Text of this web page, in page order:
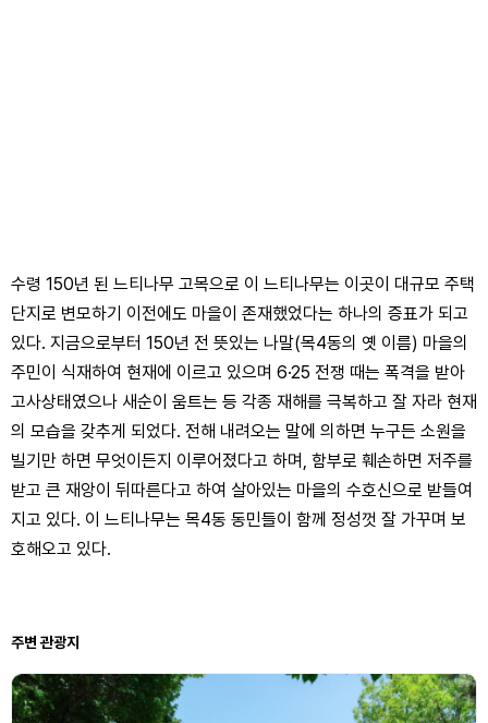
수령 150년 된 느티나무 고목으로 이 느티나무는 이곳이 대규모 주택
단지로 변모하기 이전에도 마을이 존재했었다는 하나의 증표가 되고
있다. 지금으로부터 150년 전 뜻있는 나말(목4동의 옛 이름) 마을의
주민이 식재하여 현재에 이르고 있으며 6·25 전쟁 때는 폭격을 받아
고사상태였으나 새순이 움트는 등 각종 재해를 극복하고 잘 자라 현재
의 모습을 갖추게 되었다. 전해 내려오는 말에 의하면 누구든 소원을
빌기만 하면 무엇이든지 이루어졌다고 하며, 함부로 훼손하면 저주를
받고 큰 재앙이 뒤따른다고 하여 살아있는 마을의 수호신으로 받들여
지고 있다. 이 느티나무는 목4동 동민들이 함께 정성껏 잘 가꾸며 보
호해오고 있다.
주변 관광지